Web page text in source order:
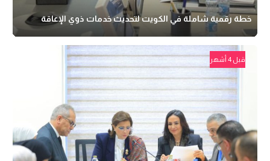
خطة رقمية شاملة في الكويت لتحديث خدمات ذوي الإعاقة
قبل 4 أشهر